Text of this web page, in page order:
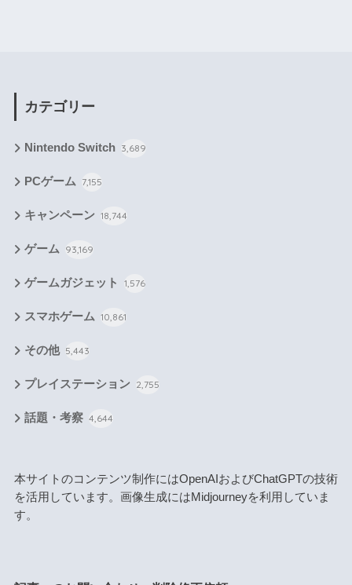
カテゴリー
Nintendo Switch 3,689
PCゲーム 7,155
キャンペーン 18,744
ゲーム 93,169
ゲームガジェット 1,576
スマホゲーム 10,861
その他 5,443
プレイステーション 2,755
話題・考察 4,644
本サイトのコンテンツ制作にはOpenAIおよびChatGPTの技術
を活用しています。画像生成にはMidjourneyを利用していま
す。